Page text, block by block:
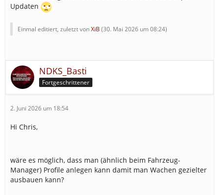
Updaten
Einmal editiert, zuletzt vonXiB (30. Mai 2026 um 08:24)
NDKS_Basti
Fortgeschrittener
2. Juni 2026 um 18:54
Hi Chris,
wäre es möglich, dass man (ähnlich beim Fahrzeug-
Manager) Profile anlegen kann damit man Wachen gezielter
ausbauen kann?